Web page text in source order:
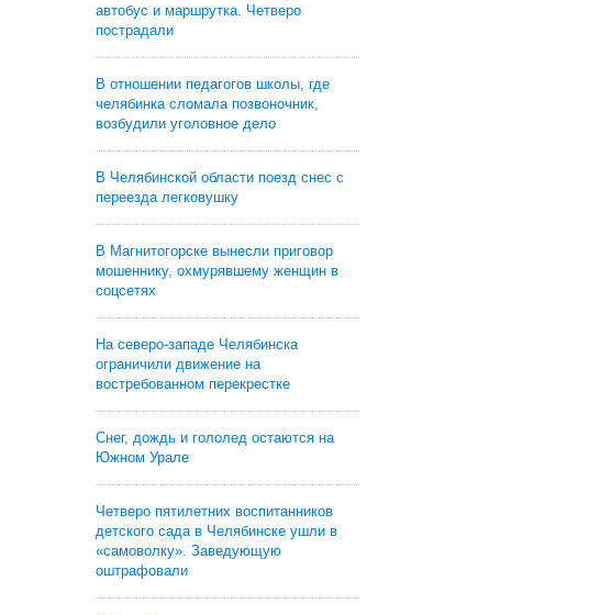
автобус и маршрутка. Четверо
пострадали
В отношении педагогов школы, где
челябинка сломала позвоночник,
возбудили уголовное дело
В Челябинской области поезд снес с
переезда легковушку
В Магнитогорске вынесли приговор
мошеннику, охмурявшему женщин в
соцсетях
На северо-западе Челябинска
ограничили движение на
востребованном перекрестке
Снег, дождь и гололед остаются на
Южном Урале
Четверо пятилетних воспитанников
детского сада в Челябинске ушли в
«самоволку». Заведующую
оштрафовали